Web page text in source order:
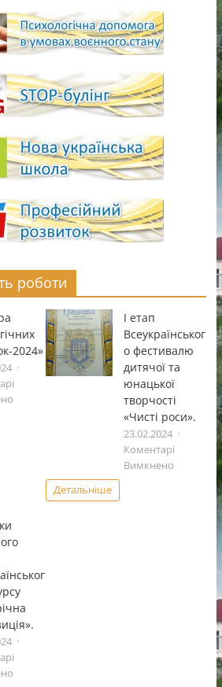
роботи
2024»
до
І етап
Всеукраïнськог
о фестивалю
дитячоï та
юнацькоï
творчостi
«Чистi роси».
23.02.2024
Коментарі
Вимкненодо
Детальніше
до